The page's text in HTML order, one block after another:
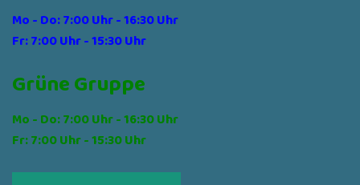
Mo - Do: 7:00 Uhr - 16:30 Uhr
Fr: 7:00 Uhr - 15:30 Uhr
Grüne Gruppe
Mo - Do: 7:00 Uhr - 16:30 Uhr
Fr: 7:00 Uhr - 15:30 Uhr